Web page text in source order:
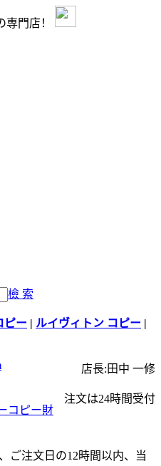
専門店！
檢 索
ピー | ルイヴィトン コピー |
店長:田中 一修
注文は24時間受付
コピー財
ご注文日の12時間以内、当